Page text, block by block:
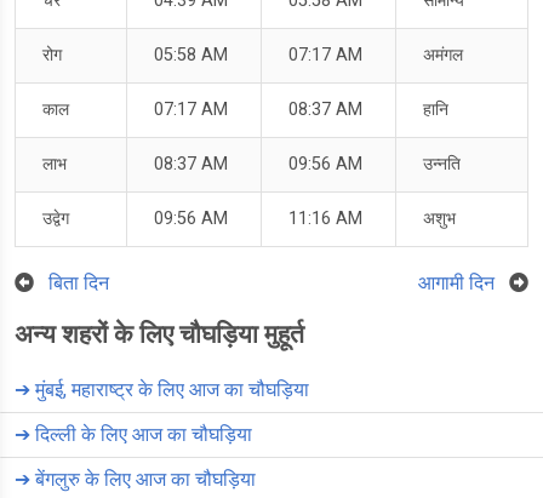
रोग 05:58 AM 07:17 AM अमंगल
काल 07:17 AM 08:37 AM हानि
लाभ 08:37 AM 09:56 AM उन्नति
उद्वेग 09:56 AM 11:16 AM अशुभ
बिता दिन आगामी दिन
अन्य शहरों के लिए चौघड़िया मुहूर्त
➔मुंबई, महाराष्ट्र के लिए आज का चौघड़िया
➔दिल्ली के लिए आज का चौघड़िया
➔बेंगलुरु के लिए आज का चौघड़िया